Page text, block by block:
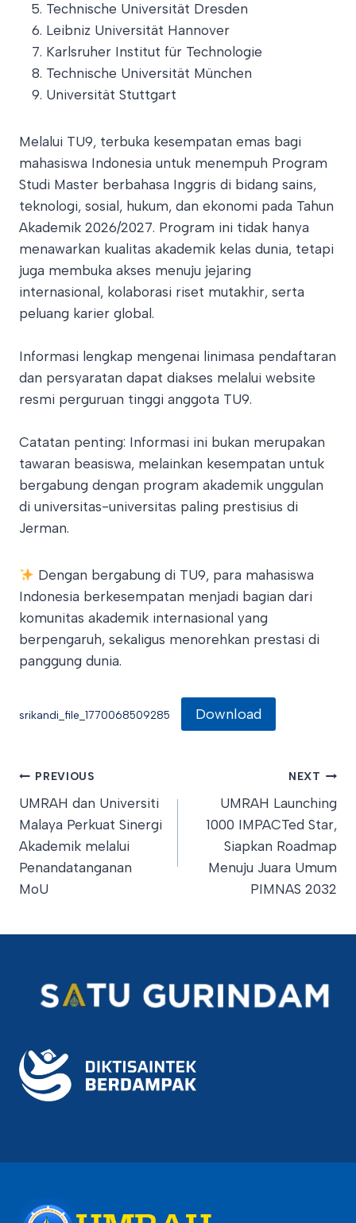
Technische Universität Dresden
Leibniz Universität Hannover
Karlsruher Institut für Technologie
Technische Universität München
Universität Stuttgart
Melalui TU9, terbuka kesempatan emas bagi
mahasiswa Indonesia untuk menempuh Program
Studi Master berbahasa Inggris di bidang sains,
teknologi, sosial, hukum, dan ekonomi pada Tahun
Akademik 2026/2027. Program ini tidak hanya
menawarkan kualitas akademik kelas dunia, tetapi
juga membuka akses menuju jejaring
internasional, kolaborasi riset mutakhir, serta
peluang karier global.
Informasi lengkap mengenai linimasa pendaftaran
dan persyaratan dapat diakses melalui website
resmi perguruan tinggi anggota TU9.
Catatan penting: Informasi ini bukan merupakan
tawaran beasiswa, melainkan kesempatan untuk
bergabung dengan program akademik unggulan
di universitas-universitas paling prestisius di
Jerman.
Dengan bergabung di TU9, para mahasiswa
Indonesia berkesempatan menjadi bagian dari
komunitas akademik internasional yang
berpengaruh, sekaligus menorehkan prestasi di
panggung dunia.
srikandi_file_1770068509285 Download
Post
navigation
PREVIOUS
UMRAH dan Universiti
Malaya Perkuat Sinergi
Akademik melalui
Penandatanganan
MoU
NEXT
UMRAH Launching
1000 IMPACTed Star,
Siapkan Roadmap
Menuju Juara Umum
PIMNAS 2032